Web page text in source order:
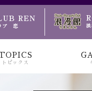
越しをお待ちしており
トピックス